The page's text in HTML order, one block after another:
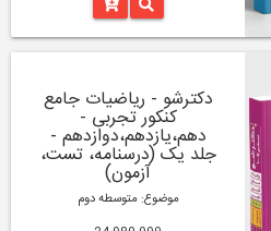
دکترشو - ریاضیات جامع
کنکور تجربی -
دهم،یازدهم،دوازدهم -
جلد یک (درسنامه، تست،
آزمون)
موضوع: متوسطه دوم